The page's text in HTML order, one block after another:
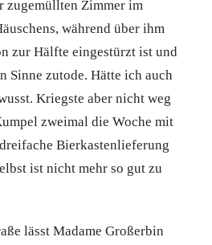
zugemüllten Zimmer im
während über ihm
zur Hälfte eingestürzt ist und
Sinne zutode. Hätte ich auch
Kriegste aber nicht weg
zweimal die Woche mit
Bierkastenlieferung
ist nicht mehr so gut zu
lässt Madame Großerbin